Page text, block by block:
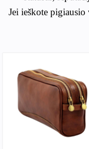
Jei ieškote